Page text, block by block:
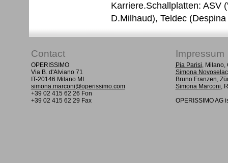
Karriere.Schallplatten: ASV
D.Milhaud), Teldec
Contact Impressum
OPERISSIMO
Via B. d'Alviano 71
IT-20146 Milano MI
simona.marconi@operissimo.com
+39 02 415 62 26 Fon
+39 02 415 62 29 Fax
Pia Parisi, Milano,
Simona Novoselac
Bruno Franzen,
Simona Marconi,
OPERISSIMO AG